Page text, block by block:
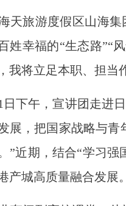
旅游度假区山海集团
姓幸福的“生态路”“
我将立足本职、担当
午，宣讲团走进日
展，把国家战略与
”近期，结合“学习
产城高质量融合发展。